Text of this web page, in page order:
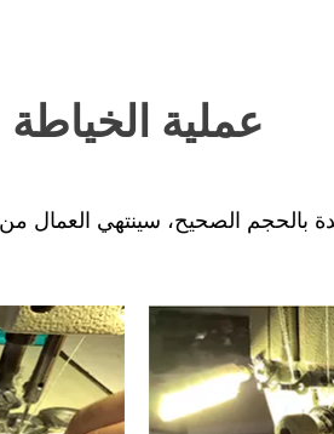
عملية الخياطة
بالحجم الصحيح، سينتهي